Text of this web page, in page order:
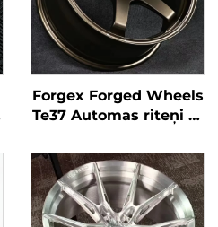
Forgex Forged Wheels
Te37 Automas riteņi 17
Alumīnija kaltais
metāls pielāgoti riteņi
Nissan 370Z 350Z
Toyota Honda